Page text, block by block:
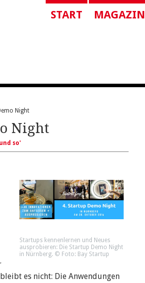
START MAGAZIN
Night
Night
so'
Startups kennenlernen und Neues
ausprobieren: Die Startup Demo Night
in Nürnberg. © Foto: Bay Startup
es nicht: Die Anwendungen